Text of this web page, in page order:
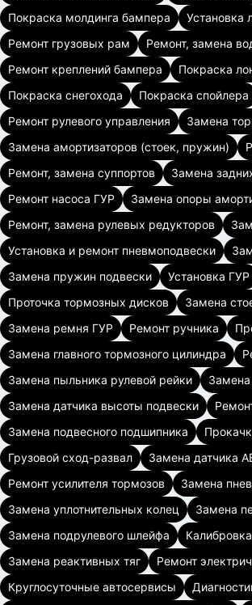
Покраска молдинга бампера
Установка
Ремонт грузовых рам
Ремонт, замена
Ремонт креплений бампера
Покраска
Покраска снегохода
Покраска спойлера
Ремонт рулевого управления
Замена
Замена амортизаторов (стоек, пружин)
Ремонт, замена суппортов
Замена
Ремонт насоса ГУР
Замена опоры
Ремонт, замена рулевых редукторов
Установка и ремонт пневмоподвески
Замена пружин подвески
Установка ГУР
Проточка тормозных дисков
Замена
Замена ремня ГУР
Ремонт ручника
Замена главного тормозного цилиндра
Замена пыльника рулевой рейки
Замена датчика высоты подвески
Замена подвесного подшипника
Грузовой сход-развал
Замена датчика
Ремонт усилителя тормозов
Замена
Замена уплотнительных колец
Замена
Замена подрулевого шлейфа
Замена реактивных тяг
Ремонт
Круглосуточные автосервисы